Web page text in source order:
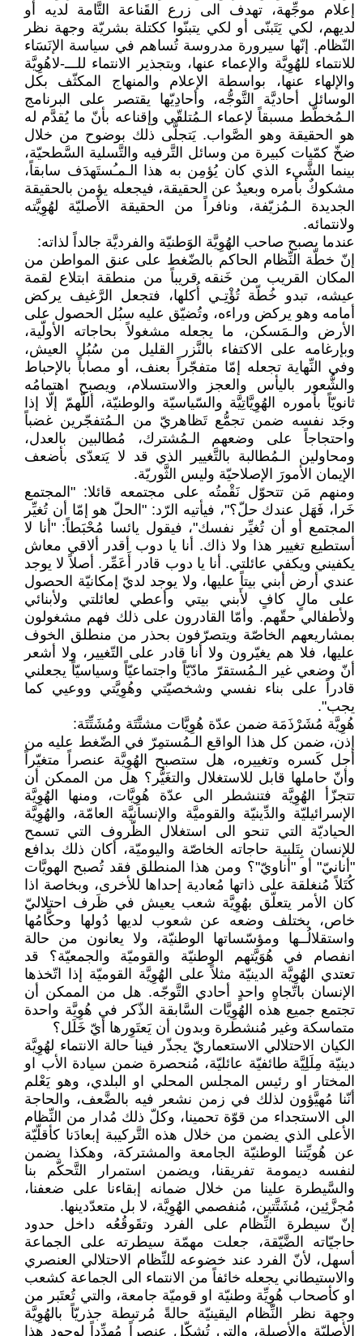
إعلام موجِّهة، تهدف الى زرع القَناعة التَّامة لديه أو
لديهم، لكي يَتَبنّى أو لكي يتبنّوا ككتلة بشريّة وجهة نظر
النّظام. إنّها سيرورة مدروسة تُساهم في سياسة الإنَسَاء
للانتماء للهُوِيَّة والإعماء عنها، وبتجذير الانتماء للـــ-لاهُوِيَّة
والإلهاء عنها، بواسطة الإعلام والمنهاج المكثّف بكل
الوسائل أحاديَّة التَّوجُّه، وأحادِيّها يقتصر على البرنامج
الـمُخطَّط مسبقاً لإعماء الـمُتلقّي وإقناعه بأنّ ما يُقدَّم له
هو الحقيقة وهو الصَّواب. يَتجلَّى ذلك بوضوح من خلال
ضخّ كمّيات كبيرة من وسائل التَّرفيه والتَّسلية السَّطحيّة،
بينما الشَّيء الذي كان يُؤمِن به هذا الـمـُستَهدَف سابقاً،
مشكوكٌ بأمره وبعيدٌ عن الحقيقة، فيجعله يؤمن بالحقيقة
الجديدة الـمُزيّفة، ونافراً من الحقيقة الأصليّة لهُوِيَّته
ولانتمائه.
عندما يصبح صاحب الهُوِيَّة الوَطنيّة والفرديَّة جالداً لذاته:
إنّ خطّة النِّظام الحاكم بالضّغط على عنق المواطن من
المكان القريب من خَنقه قريباً من منطقة ابتلاع لقمة
عيشه، تبدو خُطّة تُؤْتِـي أُكلها، فتجعل الرَّغيف يركض
أمامه وهو يركض وراءه، وتُضيّق عليه سبُل الحصول على
الأرض والـمَسكن، ما يجعله مشغولاً بحاجاته الأولّية،
وبإرغامه على الاكتفاء بالنَّزر القليل من سُبُل العيش،
وفي النِّهاية تجعله إمّا متفجّراً بعنف، أو مصاباً بالإحباط
والشُّعور باليأس والعجز والاستسلام، ويصبح اهتمامُه
ثانويّاً بأموره الهُوِيَّاتِيَّة والسّياسيّة والوطنيّة، أللّهمّ إلّا إذا
وجَد نفسه ضمن تجمُّع تَظاهريّ من الـمُتفجّرين غضباً
واحتجاجاً على وضعهم الـمُشترك، مُطالبين بالعدل،
ومحاولين الـمُطالبة بالتَّغيير الذي قد لا يَتعدّى بأضعف
الإيمان الأمورَ الإصلاحيّة وليس الثَّوريّة.
ومنهم مَن تتحوّل نَقْمتُه على مجتمعه قائلا: "المجتمع
خَرا، فَهَل عندك حلّ؟"، فيأتيه الرّد: "الحلّ هو إمّا أن تُغيِّر
المجتمع أو أن تُغيِّر نفسك"، فيقول يائسا مُحْبَطاً: "أنا لا
أستطيع تغيير هذا ولا ذاك. أنا يا دوب أقدر ألاقي معاش
يكفيني ويكفي عائلتي. أنا يا دوب قادر أَعَمِّر. أصلاً لا يوجد
عندي أرض أبني بيتاً عليها، ولا يوجد لديّ إمكانيّة الحصول
على مالٍ كافٍ لأَبني بيتي وأعطي لعائلتي ولأبنائي
ولأطفالي حقّهم. وأمّا القادرون على ذلك فهم مشغولون
بمشاريعهم الخاصّة ويتصرّفون بحذر من منطلق الخوف
عليها، فلا هم يغيّرون ولا أنا قادر على التّغيير، ولا أشعر
أنّ وضعي غير الـمُستقرّ مادّيّاً واجتماعيّاً وسياسيّاً يجعلني
قادراً على بناء نفسي وشخصيّتي وهُوِيَّتي ووعيي كما
يجب".
هُوِيَّة مُشَرْذَمَة ضمن عدّة هُوِيَّات مشتَّتَة ومُشَتِّتَة:
إذن، ضمن كل هذا الواقع الـمُستمِرّ في الضّغط عليه من
أجل كَسره وتغييره، هل ستصبح الهُوِيَّة عنصراً متغيّراً
وأنّ حاملها قابل للاستغلال والتغَيُّر؟ هل من الممكن أن
تتجزّأ الهُوِيَّة فتنشطر الى عدّة هُوِيَّات، ومنها الهُوِيَّة
الإسرائيليّة والدِّينيّة والقوميَّة والإنسانيَّة العامّة، والهُوِيَّة
الحياديّة التي تنحو الى استغلال الظّروف التي تسمح
للإنسان بِتَلبية حاجاته الخاصّة واليوميّة، أكان ذلك بدافع
"أنانيّ" أو "أناويّ"؟ ومن هذا المنطلق فقد تُصبح الهويَّات
كُتَلاً مُنغلقة على ذاتها مُعادية إحداها للأخرى، وبخاصة اذا
كان الأمر يتعلّق بهُوِيَّة شعب يعيش في ظَرف احتلاليّ
خاص، يختلف وضعه عن شعوب لديها دُولها وحكَّامُها
واستقلالُــها ومؤسّساتها الوطنيّة، ولا يعانون من حالة
انفصام في هُوَيَّتهم الوطنيّة والقوميّة والجمعيّة؟ قد
تعتدي الهُوِيَّة الدينيّة مثلاً على الهُوِيَّة القوميّة إذا اتّخذها
الإنسان باتّجاهٍ واحدٍ أحادي التَّوجّه. هل من الممكن أن
تجتمع جميع هذه الهُوِيَّات السَّابقة الذّكر في هُوِيَّة واحدة
متماسكة وغير مُنشطرة وبدون أن يَعتَوِرها أيّ خَلَل؟
الكيان الاحتلالي الاستعماريّ يجذّر فينا حالة الانتماء لهُوِيَّة
دينيّة مِلَلِيَّة طائفيّة عائليّة، مُنحصرة ضمن سيادة الأب او
المختار او رئيس المجلس المحلي او البلدي، وهو يَعْلم
أنّنا مُهيَّؤون لذلك في زمن نشعر فيه بالضَّعف، والحاجة
الى الاستجداء من قوّة تحمينا، وكلّ ذلك مُدار من النِّظام
الأعلى الذي يضمن من خلال هذه التَّركيبة إبعادَنا كأقلّيّة
عن هُويِّتنا الوطنيّة الجامعة والمشتركة، وهكذا يضمن
لنفسه ديمومة تفريقنا، ويضمن استمرار التَّحكّم بنا
والسَّيطرة علينا من خلال ضمانه إبقاءنا على ضعفنا،
مُجزَّئِين، مُشَتَّتين، مُنفصمي الهُوِيَّة، لا بل متعدّدينها.
إنّ سيطرة النِّظام على الفرد وتقَوقُعُه داخل حدود
حاجيّاته الضَّيّقة، جعلت مهمّة سيطرته على الجماعة
أسهل، لأنّ الفرد عند خضوعه للنِّظام الاحتلالي العنصري
والاستيطاني يجعله خائفاً من الانتماء الى الجماعة كشعب
او كأصحاب هُوِيِّة وطنيّة او قوميّة جامعة، والتي تُعتَبر من
وجهة نظر النِّظام اليقينيّة حالةً مُرتبطة جذريّاً بالهُوِيَّة
الأصليّة والأصيلة، والتي تُشكّل عنصراً مُهدِّداً لوجود هذا